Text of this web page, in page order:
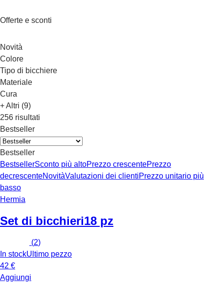
Offerte e sconti
Novità
Colore
Tipo di bicchiere
Materiale
Cura
+ Altri (9)
256 risultati
Bestseller
Bestseller
BestsellerSconto più altoPrezzo crescentePrezzo
decrescenteNovitàValutazioni dei clientiPrezzo unitario più
basso
Hermia
Set di bicchieri18 pz
(2)
In stockUltimo pezzo
42 €
Aggiungi